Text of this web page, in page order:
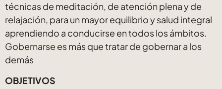
técnicas de meditación, de atención plena y de
relajación, para un mayor equilibrio y salud integral
aprendiendo a conducirse en todos los ámbitos.
Gobernarse es más que tratar de gobernar a los
demás
OBJETIVOS